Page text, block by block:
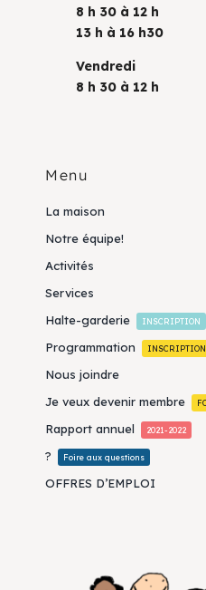
8 h 30 à 12 h
13 h à 16 h30
Vendredi
8 h 30 à 12 h
Menu
La maison
Notre équipe!
Activités
Services
Halte-garderie
INSCRIPTION
Programmation INSCRIPTION
Nous joindre
Je veux devenir membre
Rapport annuel 2021-2022
? Foire aux questions
OFFRES D’EMPLOI